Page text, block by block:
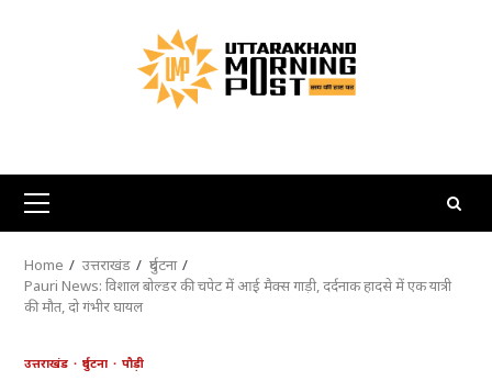
Primary
Menu
Home उत्तराखंड
दुर्घटना
Pauri News: विशाल बोल्डर की चपेट में आई मैक्स गाड़ी, दर्दनाक हादसे में एक यात्री
की मौत, दो गंभीर घायल
उत्तराखंड दुर्घटना पौड़ी